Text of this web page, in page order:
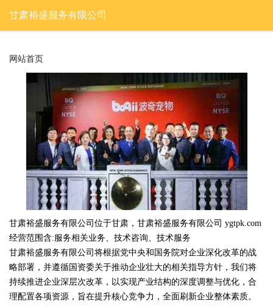
甘肃裕盛服务有限公司
网站首页
甘肃裕盛服务有限公司位于甘肃，甘肃裕盛服务有限公司 ygtpk.com
经营范围含:服务相关业务、技术咨询、技术服务
甘肃裕盛服务有限公司将根据党中央和国务院对企业深化改革的战
略部署，并遵循国资委关于推动企业壮大的相关指导方针，我们将
持续推进企业深层次改革，以实现产业结构的深度调整与优化，合
理配置各项资源，旨在提升核心竞争力，全面刷新企业整体素质。